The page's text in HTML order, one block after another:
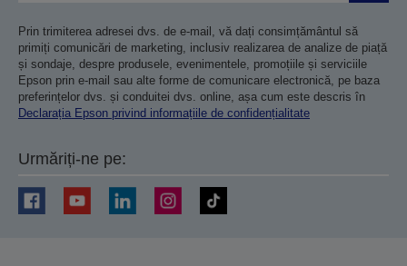
Prin trimiterea adresei dvs. de e-mail, vă dați consimțământul să
primiți comunicări de marketing, inclusiv realizarea de analize de piață
și sondaje, despre produsele, evenimentele, promoțiile și serviciile
Epson prin e-mail sau alte forme de comunicare electronică, pe baza
preferințelor dvs. și conduitei dvs. online, așa cum este descris în
Declarația Epson privind informațiile de confidențialitate
Urmăriți-ne pe: